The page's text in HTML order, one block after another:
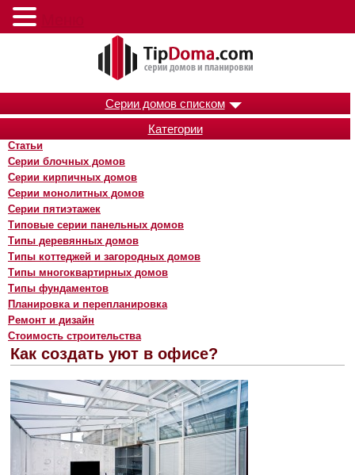
Серии домов списком
Категории
Статьи
Серии блочных домов
Серии кирпичных домов
Серии монолитных домов
Серии пятиэтажек
Типовые серии панельных домов
Типы деревянных домов
Типы коттеджей и загородных домов
Типы многоквартирных домов
Типы фундаментов
Планировка и перепланировка
Ремонт и дизайн
Стоимость строительства
Как создать уют в офисе?